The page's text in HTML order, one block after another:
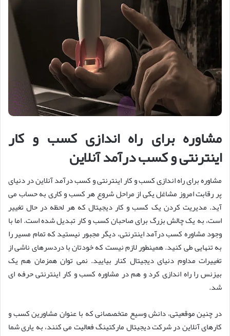
مشاوره برای راه اندازی کسب و کار
اینترنتی و کسب درآمد آنلاین
مشاوره برای راه اندازی کسب و کار اینترنتی و کسب درآمد آنلاین در دنیای
پر رقابت امروز مشاغل یکی از مراحل شروع هر کسب و کاری به حساب می
آید. مدیریت کردن یک کسب و کار دیجیتال که هر لحظه در حال تغییر
است، به یک چالش بزرگ برای صاحبان کسب و کار تبدیل شده است. اما با
وجود مشاوره کسب درآمد اینترنتی، دیگر مجبور نیستید که تمام مسیر را
به تنهایی طی کنید. همینطور لازم نیست که خودتان با دردسرهای ناشی از
تغییرات مداوم دنیای دیجیتال کنار بیایید. نمی توان همزمان هم یک
بیزنس را راه اندازی کرد و هم در مشاوره کسب و کار اینترنتی حرفه ای
شد.
در چنین موقعیتی، دانش وسیع متخصصانی که با عنوان مشاورین کسب و
کارهای آنلاین در شرکت دیجیتال مارکتینگ فعالیت می کنند، به یاری شما